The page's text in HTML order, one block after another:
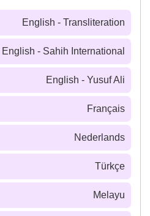
English - Transliteration
English - Sahih International
English - Yusuf Ali
Français
Nederlands
Türkçe
Melayu